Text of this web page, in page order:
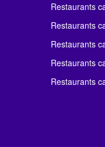
Restaurants
Restaurants
Restaurants
Restaurants
Restaurants